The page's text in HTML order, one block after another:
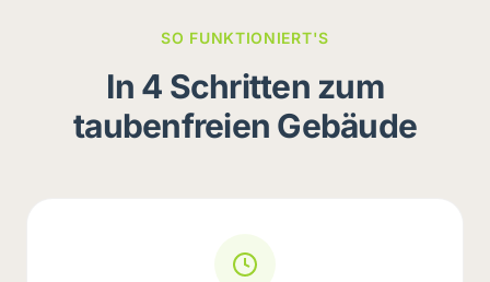
SO FUNKTIONIERT'S
In 4 Schritten zum
taubenfreien Gebäude